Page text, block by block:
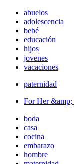
abuelos
adolescencia
bebé
educación
hijos
jovenes
vacaciones
paternidad
For Her
boda
casa
cocina
embarazo
hombre